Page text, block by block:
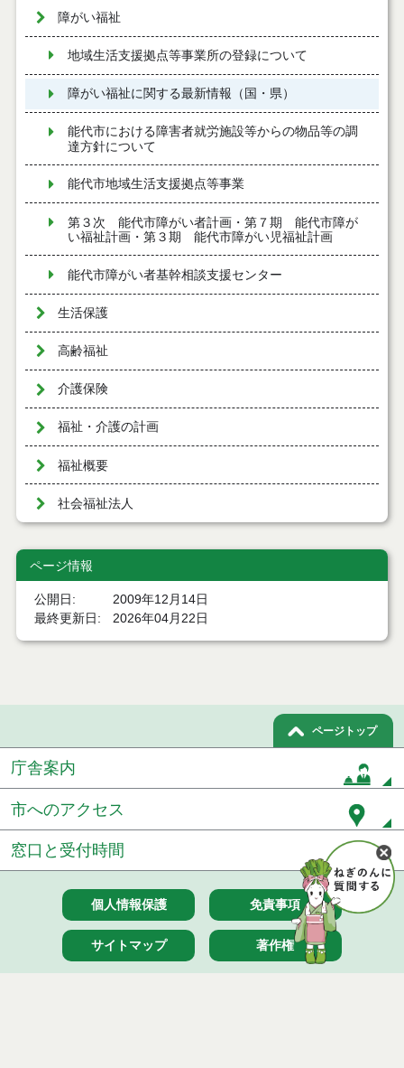
障がい福祉
地域生活支援拠点等事業所の登録について
障がい福祉に関する最新情報（国・県）
能代市における障害者就労施設等からの物品等の調
達方針について
能代市地域生活支援拠点等事業
第３次 能代市障がい者計画・第７期 能代市障が
い福祉計画・第３期 能代市障がい児福祉計画
能代市障がい者基幹相談支援センター
生活保護
高齢福祉
介護保険
福祉・介護の計画
福祉概要
社会福祉法人
ページ情報
公開日
2009年12月14日
最終更新日
2026年04月22日
ページトップ
庁舎案内
市へのアクセス
窓口と受付時間
個人情報保護 免責事項
サイトマップ 著作権